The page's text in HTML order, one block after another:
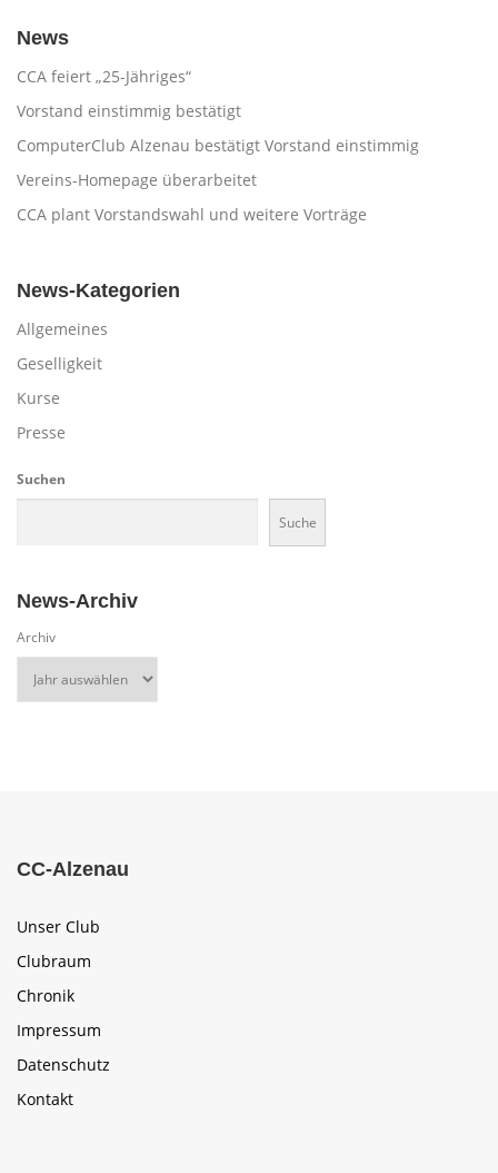
News
CCA feiert „25-Jähriges“
Vorstand einstimmig bestätigt
ComputerClub Alzenau bestätigt Vorstand einstimmig
Vereins-Homepage überarbeitet
CCA plant Vorstandswahl und weitere Vorträge
News-Kategorien
Allgemeines
Geselligkeit
Kurse
Presse
Suchen
Suche
News-Archiv
Archiv
CC-Alzenau
Unser Club
Clubraum
Chronik
Impressum
Datenschutz
Kontakt